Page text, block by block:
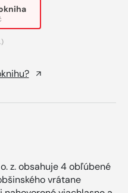
z. obsahuje 4 obľúbené
vrátane